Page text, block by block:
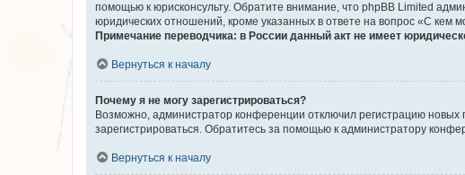
помощью к юрисконсульту. Обратите внимание, что phpBB Limited
юридических отношений, кроме указанных в ответе на вопрос «С кем
Примечание переводчика: в России данный акт не имеет
Вернуться к началу
Почему я не могу зарегистрироваться?
Возможно, администратор конференции отключил регистрацию
зарегистрироваться. Обратитесь за помощью к администратору
Вернуться к началу